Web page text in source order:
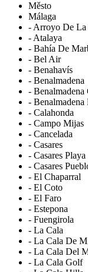
Město
Málaga
- Arroyo De
- Atalaya
- Bahía De
- Bel Air
- Benahavís
- Benalmadena
- Benalmadena
- Benalmadena
- Calahonda
- Campo Mijas
- Cancelada
- Casares
- Casares Playa
- Casares
- El Chaparral
- El Coto
- El Faro
- Estepona
- Fuengirola
- La Cala
- La Cala De
- La Cala Del
- La Cala Golf